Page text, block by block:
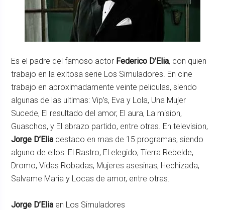
Es el padre del famoso actor Federico D’Elia, con quien
trabajo en la exitosa serie Los Simuladores. En cine
trabajo en aproximadamente veinte peliculas, siendo
algunas de las ultimas: Vip’s, Eva y Lola, Una Mujer
Sucede, El resultado del amor, El aura, La mision,
Guaschos, y El abrazo partido, entre otras. En television,
Jorge D’Elia destaco en mas de 15 programas, siendo
alguno de ellos: El Rastro, El elegido, Tierra Rebelde,
Dromo, Vidas Robadas, Mujeres asesinas, Hechizada,
Salvame Maria y Locas de amor, entre otras.
Jorge D’Elia en Los Simuladores